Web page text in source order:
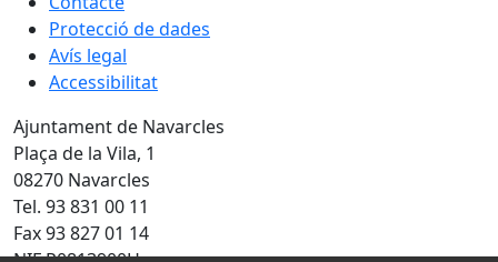
Protecció de dades
Avís legal
Accessibilitat
Ajuntament de Navarcles
Plaça de la Vila, 1
08270 Navarcles
Tel. 93 831 00 11
Fax 93 827 01 14